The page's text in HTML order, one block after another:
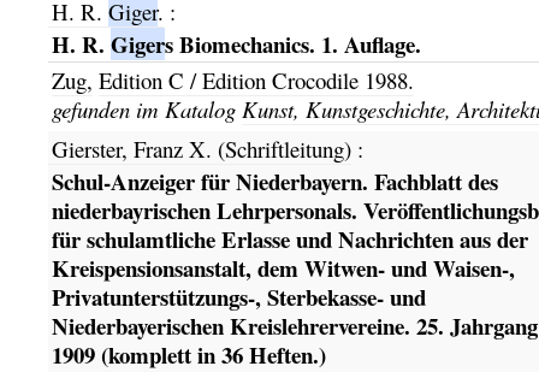
H. R. Giger. :
H. R. Gigers Biomechanics. 1. Auflage.
Zug, Edition C / Edition Crocodile 1988.
gefunden im Katalog Kunst, Kunstgeschichte,
Gierster, Franz X. (Schriftleitung):
Schul-Anzeiger für Niederbayern. Fachblatt des
niederbayrischen Lehrpersonals.
für schulamtliche Erlasse und Nachrichten aus der
Kreispensionsanstalt, dem Witwen- und Waisen-,
Privatunterstützungs-, Sterbekasse- und
Niederbayerischen Kreislehrervereine. 25. Jahrgang
1909 (komplett in 36 Heften.)